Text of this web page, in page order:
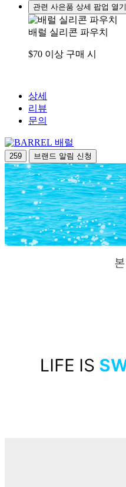
관련 사은품 상세 팝업 열기
배럴 실리콘 파우치
$70 이상 구매 시
상세
리뷰
문의
배럴
259 브랜드 알림 신청